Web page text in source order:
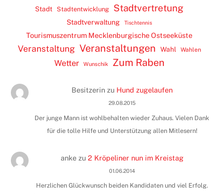
Stadt Stadtentwicklung Stadtvertretung
Stadtverwaltung Tischtennis
Tourismuszentrum Mecklenburgische Ostseeküste
Veranstaltung Veranstaltungen Wahl Wahlen
Wetter Wunschik Zum Raben
Besitzerinzu Hund zugelaufen
29.08.2015
Der junge Mann ist wohlbehalten wieder Zuhaus. Vielen Dank
für die tolle Hilfe und Unterstützung allen Mitlesern!
ankezu 2 Kröpeliner nun im Kreistag
01.06.2014
Herzlichen Glückwunsch beiden Kandidaten und viel Erfolg.